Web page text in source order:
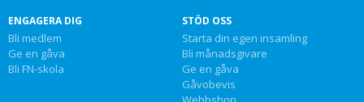
ENGAGERA DIG
Bli medlem
Ge en gåva
Bli FN-skola
STÖD OSS
Starta din egen insamling
Bli månadsgivare
Ge en gåva
Gåvobevis